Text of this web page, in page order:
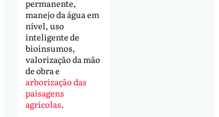
permanente,
manejo da água em
nível, uso
inteligente de
bioinsumos,
valorização da mão
de obra e
arborização das
paisagens
agrícolas.